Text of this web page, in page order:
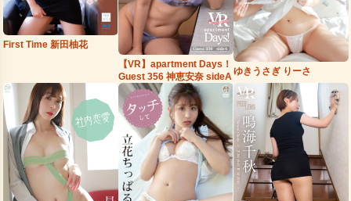
First Time 新田柚花
【VR】apartment Days！
Guest 356 神恵安奈 sideA
ゆきうさぎ りーさ